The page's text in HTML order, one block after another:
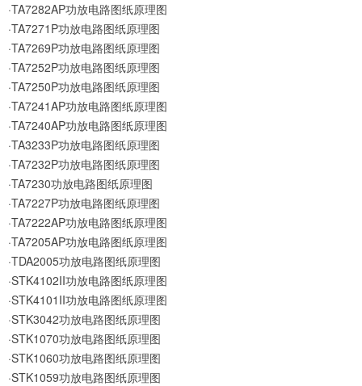
·TA7282AP功放电路图纸原理图
·TA7271P功放电路图纸原理图
·TA7269P功放电路图纸原理图
·TA7252P功放电路图纸原理图
·TA7250P功放电路图纸原理图
·TA7241AP功放电路图纸原理图
·TA7240AP功放电路图纸原理图
·TA3233P功放电路图纸原理图
·TA7232P功放电路图纸原理图
·TA7230功放电路图纸原理图
·TA7227P功放电路图纸原理图
·TA7222AP功放电路图纸原理图
·TA7205AP功放电路图纸原理图
·TDA2005功放电路图纸原理图
·STK4102II功放电路图纸原理图
·STK4101II功放电路图纸原理图
·STK3042功放电路图纸原理图
·STK1070功放电路图纸原理图
·STK1060功放电路图纸原理图
·STK1059功放电路图纸原理图